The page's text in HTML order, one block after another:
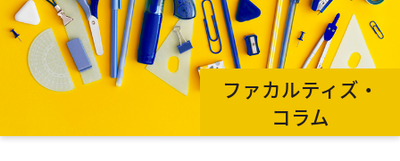
ファカルティズ・
コラム